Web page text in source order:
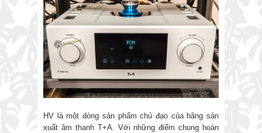
HV là một dòng sản phẩm chủ đạo của hãng sản
xuất âm thanh T+A. Với những điểm chung hoàn